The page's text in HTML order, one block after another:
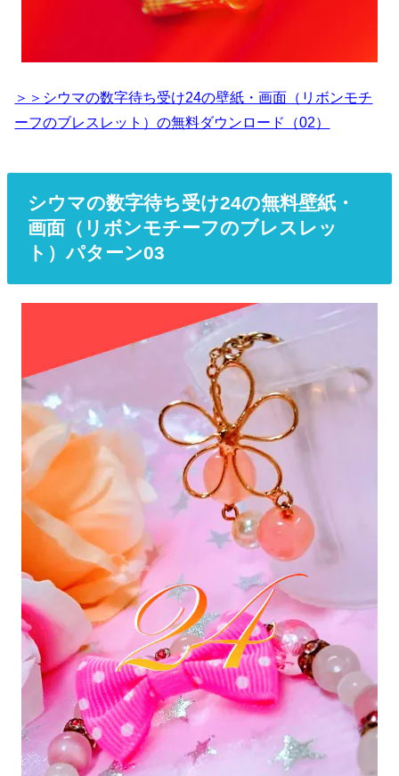
＞＞シウマの数字待ち受け24の壁紙・画面（リボンモチ
ーフのブレスレット）の無料ダウンロード（02）
シウマの数字待ち受け24の無料壁紙・
画面（リボンモチーフのブレスレッ
ト）パターン03